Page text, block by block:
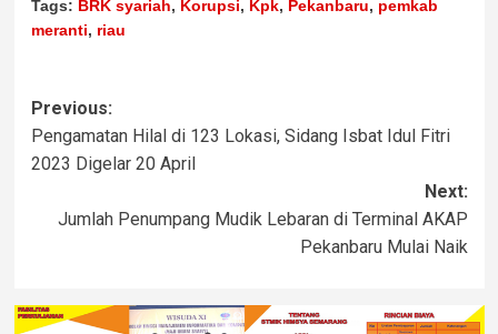
Tags: BRK syariah, Korupsi, Kpk, Pekanbaru, pemkab
meranti, riau
Previous:
Pengamatan Hilal di 123 Lokasi, Sidang Isbat Idul Fitri
2023 Digelar 20 April
Next:
Jumlah Penumpang Mudik Lebaran di Terminal AKAP
Pekanbaru Mulai Naik